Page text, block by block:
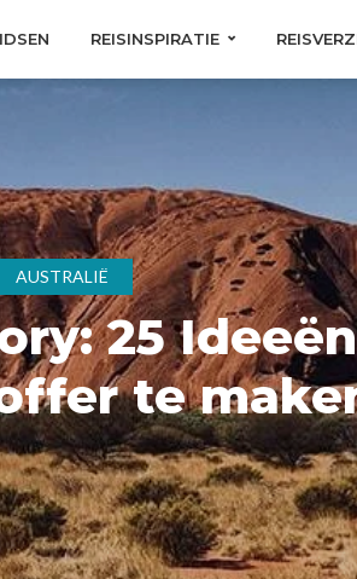
REISINSPIRATIE
AUSTRALIË
25
te